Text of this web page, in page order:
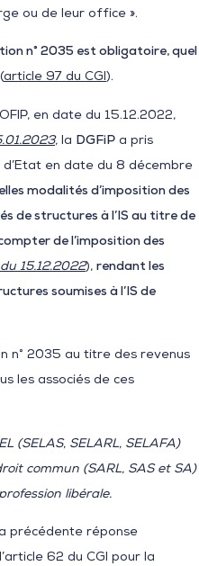
ou de leur office ».
n° 2035 est obligatoire, quel
article 97 du CGI).
en date du 15.12.2022,
, la DGFiP a pris
d’Etat en date du 8 décembre
modalités d’imposition des
de structures à l’IS au titre de
de l’imposition des
15.12.2022), rendant les
soumises à l’IS de
n° 2035 au titre des revenus
les associés de ces
(SELAS, SELARL, SELAFA)
commun (SARL, SAS et SA)
libérale.
précédente réponse
62 du CGI pour la